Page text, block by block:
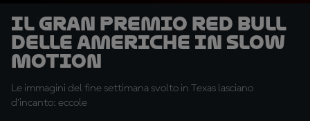
Il Gran Premio Red Bull
delle Americhe in slow
motion
Le immagini del fine settimana svolto in Texas lasciano
d'incanto: eccole